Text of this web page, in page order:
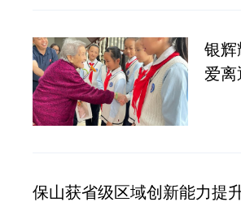
银
爱
保山获省级区域创新能力提